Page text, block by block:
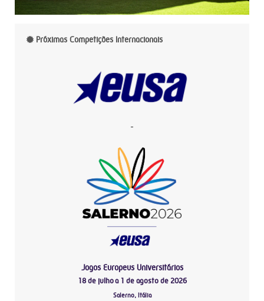
Próximas Competições Internacionais
-
Jogos Europeus Universitários
18 de julho a 1 de agosto de 2026
Salerno, Itália